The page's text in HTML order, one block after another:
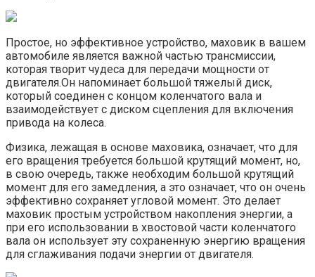
Простое, но эффективное устройство, маховик в вашем
автомобиле является важной частью трансмиссии,
которая творит чудеса для передачи мощности от
двигателя.Он напоминает большой тяжелый диск,
который соединен с концом коленчатого вала и
взаимодействует с диском сцепления для включения
привода на колеса.
Физика, лежащая в основе маховика, означает, что для
его вращения требуется большой крутящий момент, но,
в свою очередь, также необходим большой крутящий
момент для его замедления, а это означает, что он очень
эффективно сохраняет угловой момент. Это делает
маховик простым устройством накопления энергии, а
при его использовании в хвостовой части коленчатого
вала он использует эту сохраненную энергию вращения
для сглаживания подачи энергии от двигателя.